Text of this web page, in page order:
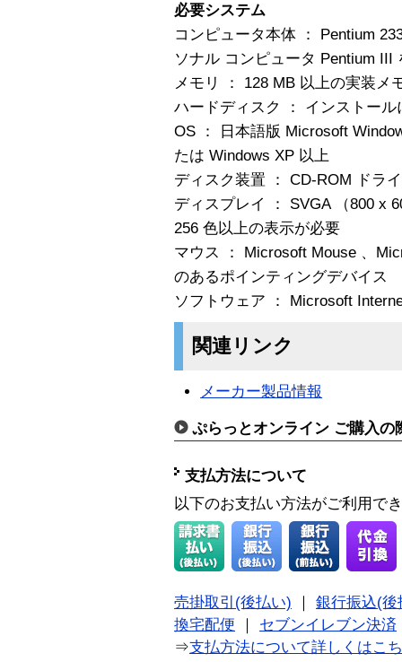
必要システム
コンピュータ本体 ： Pentium
ソナル コンピュータ Pentium III
メモリ ： 128 MB 以上の実装メ
ハードディスク ： インストー
OS ： 日本語版 Microsoft
たは Windows XP 以上
ディスク装置 ： CD-ROM ドラ
ディスプレイ ： SVGA （800 x
256 色以上の表示が必要
マウス ： Microsoft Mouse 、
のあるポインティングデバイス
ソフトウェア ： Microsoft
関連リンク
メーカー製品情報
ぷらっとオンライン ご購入の
支払方法について
以下のお支払い方法がご利用で
売掛取引(後払い)
銀行振込(後
換宅配便
セブンイレブン決済
⇒支払方法について詳しくはこ